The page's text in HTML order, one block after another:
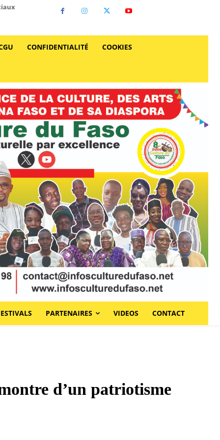
CONFIDENTIALITÉ COOKIES
PARTENAIRES VIDEOS CONTACT
d’un patriotisme